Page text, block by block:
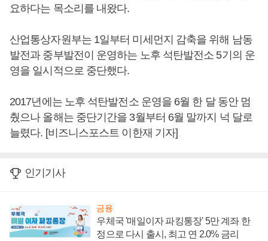
요하다는 목소리를 내왔다.
산업통상자원부는 1일부터 미세먼지 감축을 위해 남동
발전과 중부발전이 운영하는 노후 석탄발전소 5기의 운
영을 일시적으로 중단했다.
2017년에는 노후 석탄발전소 운영을 6월 한 달 동안 멈
췄으나 올해는 중단기간을 3월부터 6월 말까지 넉 달로
늘렸다. [비즈니스포스트 이한재 기자]
인기기사
금융
우체국 '매일이자 파킹통장' 5만 계좌 한
정으로 다시 출시, 최고 연 2.0% 금리